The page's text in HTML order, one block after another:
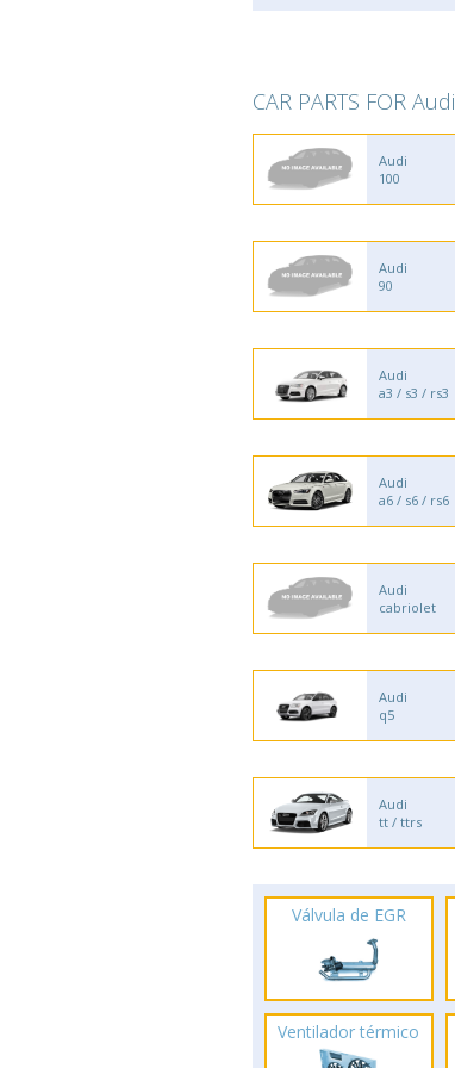
CAR PARTS FOR Audi
Audi
100
Audi
90
Audi
a3 / s3 / rs3
Audi
a6 / s6 / rs6
Audi
cabriolet
Audi
q5
Audi
tt / ttrs
Válvula de EGR
Ventilador térmico